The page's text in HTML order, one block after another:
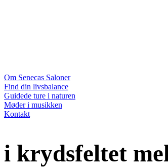
Om Senecas Saloner
Find din livsbalance
Guidede ture i naturen
Møder i musikken
Kontakt
i krydsfeltet